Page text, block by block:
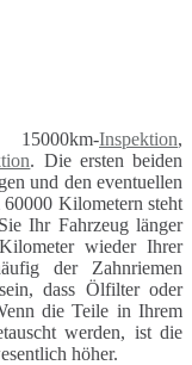
Inspektion,
. Die ersten beiden
und den eventuellen
Kilometern steht
Ihr Fahrzeug länger
wieder Ihrer
der Zahnriemen
dass Ölfilter oder
die Teile in Ihrem
werden, ist die
höher.